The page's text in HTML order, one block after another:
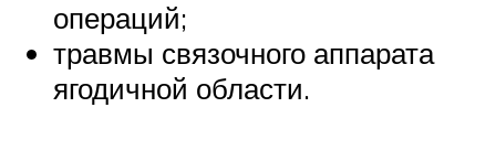
операций;
травмы связочного аппарата
ягодичной области.